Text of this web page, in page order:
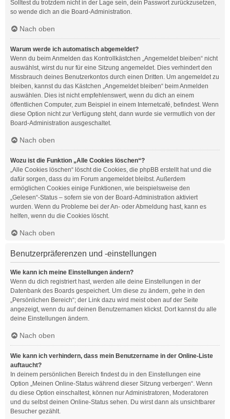
Solltest du trotzdem nicht in der Lage sein, dein Passwort zurückzusetzen,
so wende dich an die Board-Administration.
Nach oben
Warum werde ich automatisch abgemeldet?
Wenn du beim Anmelden das Kontrollkästchen „Angemeldet bleiben“ nicht
auswählst, wirst du nur für eine Sitzung angemeldet. Dies verhindert den
Missbrauch deines Benutzerkontos durch einen Dritten. Um angemeldet zu
bleiben, kannst du das Kästchen „Angemeldet bleiben“ beim Anmelden
auswählen. Dies ist nicht empfehlenswert, wenn du dich an einem
öffentlichen Computer, zum Beispiel in einem Internetcafé, befindest. Wenn
diese Option nicht zur Verfügung steht, dann wurde sie vermutlich von der
Board-Administration ausgeschaltet.
Nach oben
Wozu ist die Funktion „Alle Cookies löschen“?
„Alle Cookies löschen“ löscht die Cookies, die phpBB erstellt hat und die
dafür sorgen, dass du im Forum angemeldet bleibst. Außerdem
ermöglichen Cookies einige Funktionen, wie beispielsweise den
„Gelesen“-Status – sofern sie von der Board-Administration aktiviert
wurden. Wenn du Probleme bei der An- oder Abmeldung hast, kann es
helfen, wenn du die Cookies löscht.
Nach oben
Benutzerpräferenzen und -einstellungen
Wie kann ich meine Einstellungen ändern?
Wenn du dich registriert hast, werden alle deine Einstellungen in der
Datenbank des Boards gespeichert. Um diese zu ändern, gehe in den
„Persönlichen Bereich“; der Link dazu wird meist oben auf der Seite
angezeigt, wenn du auf deinen Benutzernamen klickst. Dort kannst du alle
deine Einstellungen ändern.
Nach oben
Wie kann ich verhindern, dass mein Benutzername in der Online-Liste
auftaucht?
In deinem persönlichen Bereich findest du in den Einstellungen eine
Option „Meinen Online-Status während dieser Sitzung verbergen“. Wenn
du diese Option einschaltest, können nur Administratoren, Moderatoren
und du selbst deinen Online-Status sehen. Du wirst dann als unsichtbarer
Besucher gezählt.